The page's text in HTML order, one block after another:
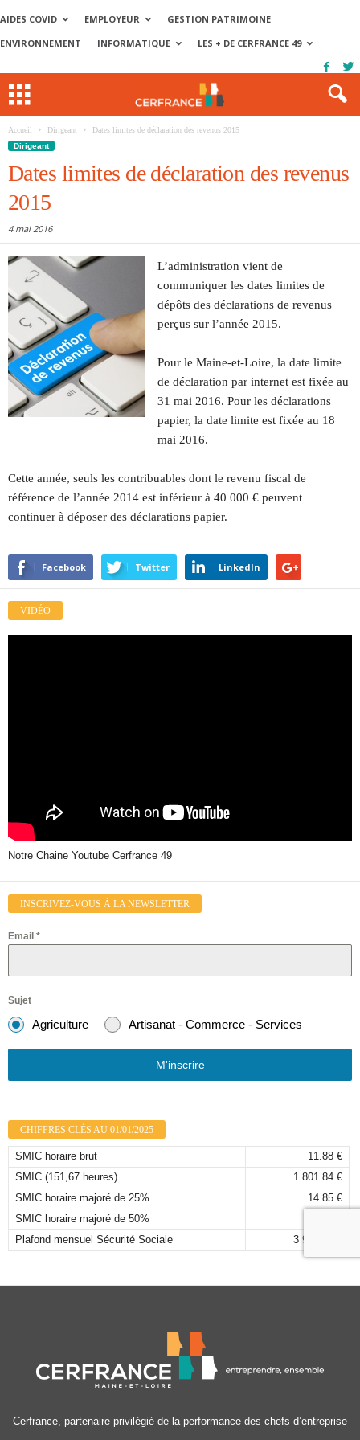
AIDES COVID EMPLOYEUR
GESTION PATRIMOINE
ENVIRONNEMENT
INFORMATIQUE LES + DE CERFRANCE 49
Accueil Dirigeant
Dates limites de déclaration des revenus 2015
Dirigeant
Dates limites de déclaration des revenus
2015
4 mai 2016
L’administration vient de
communiquer les dates limites de
dépôts des déclarations de revenus
perçus sur l’année 2015.
Pour le Maine-et-Loire, la date limite
de déclaration par internet est fixée au
31 mai 2016. Pour les déclarations
papier, la date limite est fixée au 18
mai 2016.
Cette année, seuls les contribuables dont le revenu fiscal de
référence de l’année 2014 est inférieur à 40 000 € peuvent
continuer à déposer des déclarations papier.
Facebook Twitter LinkedIn
VIDÉO
Notre Chaine Youtube Cerfrance 49
INSCRIVEZ-VOUS À LA NEWSLETTER
Email *
Sujet
Agriculture Artisanat - Commerce - Services
M'inscrire
CHIFFRES CLÉS AU 01/01/2025
SMIC horaire brut
11.88 €
SMIC (151,67 heures)
1 801.84 €
SMIC horaire majoré de 25%
14.85 €
SMIC horaire majoré de 50%
Plafond mensuel Sécurité Sociale
3 925,00 €
Cerfrance, partenaire privilégié de la performance des chefs d’entreprise